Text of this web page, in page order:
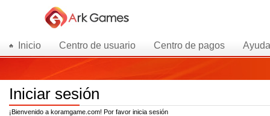
Inicio Centro de usuario Centro de pagos Ayuda
Iniciar sesión
¡Bienvenido a koramgame.com! Por favor inicia sesión